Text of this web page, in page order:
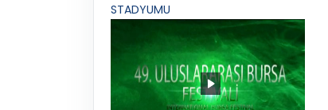
STADYUMU